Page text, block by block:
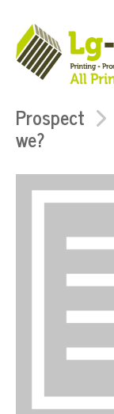
Prospect
we?